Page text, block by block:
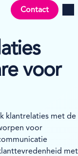
Contact
voor
klantrelaties met de
voor
met